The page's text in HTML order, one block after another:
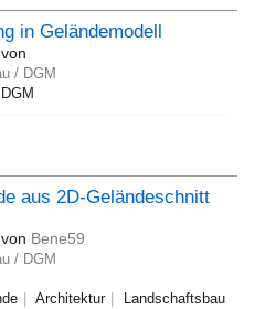
in Geländemodell
/ DGM
DGM
aus 2D-Geländeschnitt
Bene59
/ DGM
Architektur
Landschaftsbau